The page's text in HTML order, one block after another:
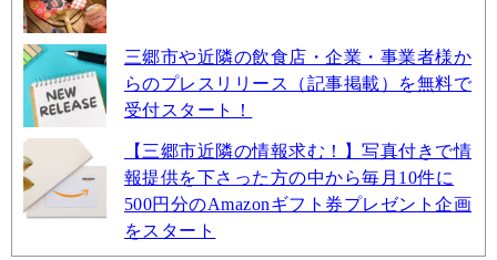
三郷市や近隣の飲食店・企業・事業者様か
らのプレスリリース（記事掲載）を無料で
受付スタート！
【三郷市近隣の情報求む！】写真付きで情
報提供を下さった方の中から毎月10件に
500円分のAmazonギフト券プレゼント企画
をスタート